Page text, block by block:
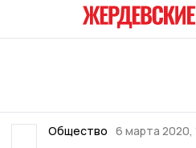
Общество 6 марта 2020,